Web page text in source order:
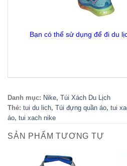
Bạn có thể sử dụng để đi du
Danh mục: Nike, Túi Xách Du Lịch
Thẻ: tui du lich, Túi đựng quần áo, tui
áo, tui xach nike
SẢN PHẨM TƯƠNG TỰ